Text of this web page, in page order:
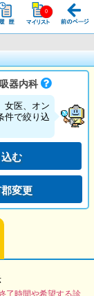
器内科
女医、オン
件で絞り込
む
変更
了時間や希望する診